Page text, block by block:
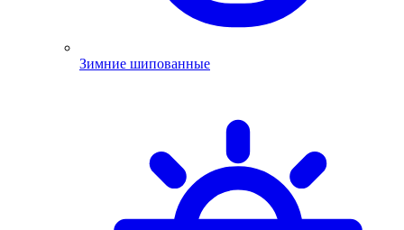
Зимние шипованные